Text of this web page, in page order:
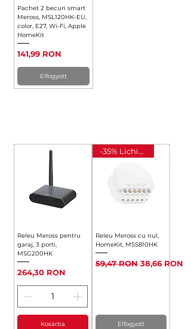
Pachet 2 becuri smart
Meross, MSL120HK-EU,
color, E27, Wi-Fi, Apple
HomeKit
Ár
141,99 RON
Elfogyott
Releu Meross pentru
garaj, 3 porti,
MSG200HK
Ár
264,30 RON
Kosárba
-35% Lichidare
Releu Meross cu nul,
HomeKit, MSS810HK
Szokásos ár
59,47 RON Akciós ár
38,66 RON
Elfogyott